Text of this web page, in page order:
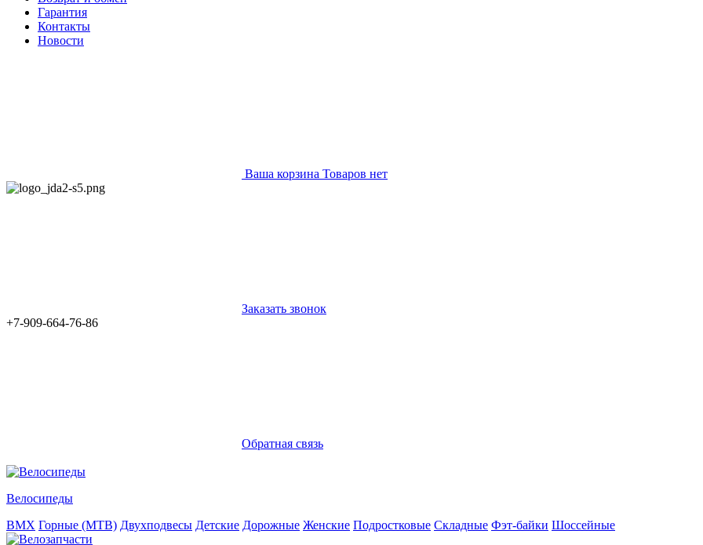
Гарантия
Контакты
Новости
Ваша корзина Товаров нет
Заказать звонок
+7-909-664-76-86
Обратная связь
Велосипеды
BMX Горные (MTB) Двухподвесы Детские Дорожные Женские Подростковые Складные Фэт-байки Шоссейные